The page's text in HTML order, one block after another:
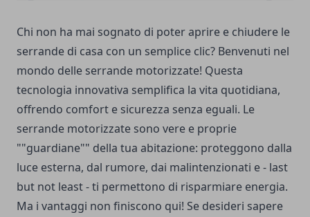
Chi non ha mai sognato di poter aprire e chiudere le
serrande di casa con un semplice clic? Benvenuti nel
mondo delle serrande motorizzate! Questa
tecnologia innovativa semplifica la vita quotidiana,
offrendo comfort e sicurezza senza eguali. Le
serrande motorizzate sono vere e proprie
""guardiane"" della tua abitazione: proteggono dalla
luce esterna, dal rumore, dai malintenzionati e - last
but not least - ti permettono di risparmiare energia.
Ma i vantaggi non finiscono qui! Se desideri sapere